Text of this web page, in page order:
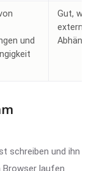
und
Gut,
externe
schreiben und ihn
laufen